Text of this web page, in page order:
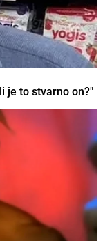
je to stvarno on?"